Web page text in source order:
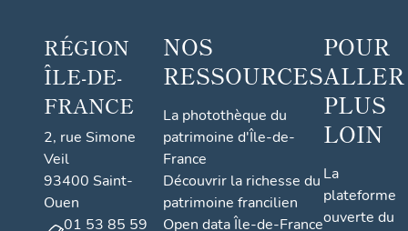
RÉGION
ÎLE-DE-
FRANCE
2, rue Simone
Veil
93400 Saint-
Ouen
01 53 85 59
NOS
RESSOURCES
La photothèque du
patrimoine d'Île-de-
France
Découvrir la richesse du
patrimoine francilien
Open data Île-de-France
POUR
ALLER
PLUS
LOIN
La
plateforme
ouverte du